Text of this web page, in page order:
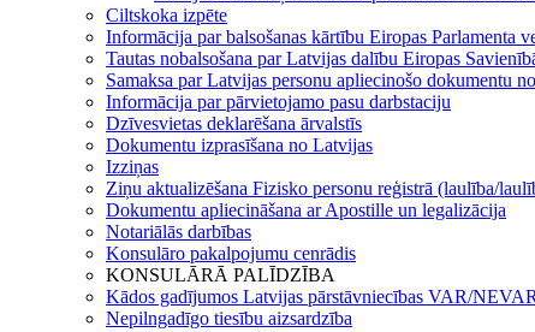
Ciltskoka izpēte
Informācija par balsošanas kārtību Eiropas Parlamenta
Tautas nobalsošana par Latvijas dalību Eiropas
Samaksa par Latvijas personu apliecinošo dokumentu
Informācija par pārvietojamo pasu darbstaciju
Dzīvesvietas deklarēšana ārvalstīs
Dokumentu izprasīšana no Latvijas
Izziņas
Ziņu aktualizēšana Fizisko personu reģistrā (laulība/
Dokumentu apliecināšana ar Apostille un legalizācija
Notariālās darbības
Konsulāro pakalpojumu cenrādis
KONSULĀRĀ PALĪDZĪBA
Kādos gadījumos Latvijas pārstāvniecības VAR/
Nepilngadīgo tiesību aizsardzība